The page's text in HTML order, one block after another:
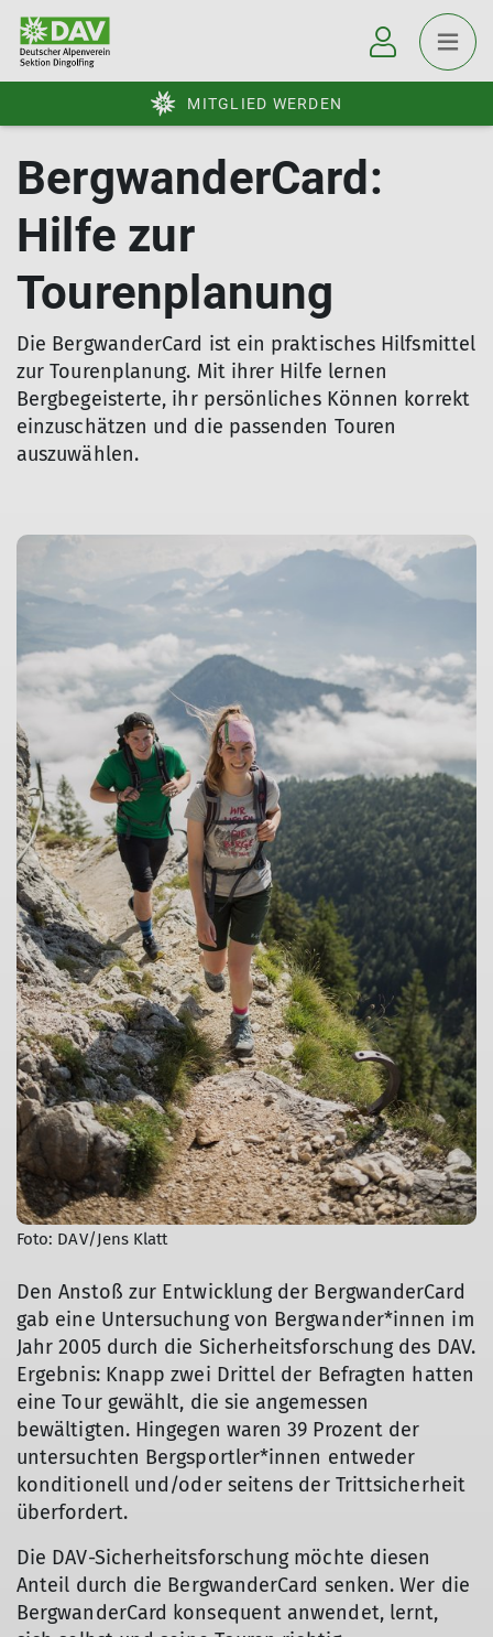
MITGLIED WERDEN
BergwanderCard:
Hilfe zur
Tourenplanung
Die BergwanderCard ist ein praktisches Hilfsmittel
zur Tourenplanung. Mit ihrer Hilfe lernen
Bergbegeisterte, ihr persönliches Können korrekt
einzuschätzen und die passenden Touren
auszuwählen.
Foto: DAV/Jens Klatt
Den Anstoß zur Entwicklung der BergwanderCard
gab eine Untersuchung von Bergwander*innen im
Jahr 2005 durch die Sicherheitsforschung des DAV.
Ergebnis: Knapp zwei Drittel der Befragten hatten
eine Tour gewählt, die sie angemessen
bewältigten. Hingegen waren 39 Prozent der
untersuchten Bergsportler*innen entweder
konditionell und/oder seitens der Trittsicherheit
überfordert.
Die DAV-Sicherheitsforschung möchte diesen
Anteil durch die BergwanderCard senken. Wer die
BergwanderCard konsequent anwendet, lernt,